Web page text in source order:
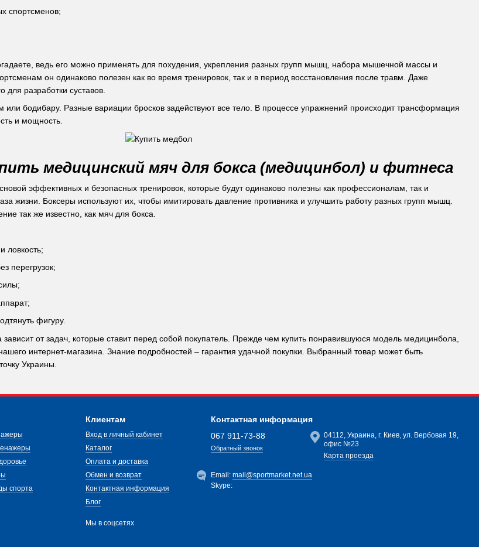
спортсменов;
ведь его можно применять для похудения, укрепления разных групп мышц, набора мышечной массы и
он одинаково полезен как во время тренировок, так и в период восстановления после травм. Даже
для разработки суставов.
или бодибару. Разные вариации бросков задействуют все тело. В процессе упражнений происходит трансформация
и мощность.
медицинский мяч для бокса (медицинбол) и фитнеса
эффективных и безопасных тренировок, которые будут одинаково полезны как профессионалам, так и
жизни. Боксеры используют их, чтобы имитировать давление противника и улучшить работу разных групп мышц.
так же известно, как мяч для бокса.
ловкость;
перегрузок;
фигуру.
от задач, которые ставит перед собой покупатель. Прежде чем купить понравившуюся модель медицинбола,
интернет-магазина. Знание подробностей – гарантия удачной покупки. Выбранный товар может быть
Украины.
спорта
Клиентам
Вход в личный кабинет
Каталог
Оплата и доставка
Обмен и возврат
Контактная информация
Блог
Мы в соцсетях
Контактная информация
067 911-73-88
Обратный звонок
04112, Украина, г. Киев, ул. Вербовая 19,
офис №23
Карта проезда
Email:mail@sportmarket.net.ua
Skype: